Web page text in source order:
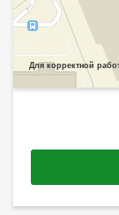
Для корректной